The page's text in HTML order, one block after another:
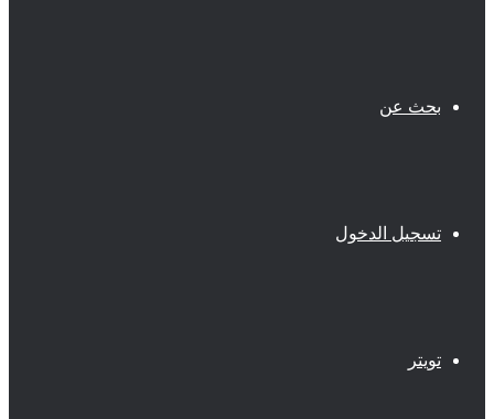
بحث عن
تسجيل الدخول
تويتر